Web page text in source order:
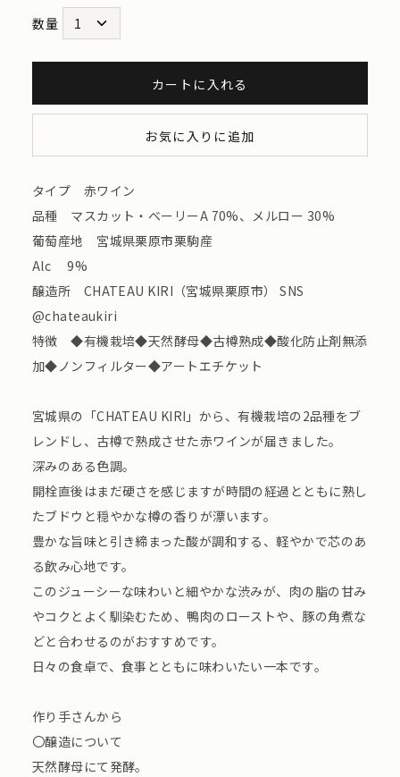
数量
カートに入れる
お気に入りに追加
タイプ 赤ワイン
品種 マスカット・ベーリーA 70%、メルロー 30%
葡萄産地 宮城県栗原市栗駒産
Alc 9%
醸造所 CHATEAU KIRI（宮城県栗原市） SNS
@chateaukiri
特徴 ◆有機栽培◆天然酵母◆古樽熟成◆酸化防止剤無添
加◆ノンフィルター◆アートエチケット
宮城県の「CHATEAU KIRI」から、有機栽培の2品種をブ
レンドし、古樽で熟成させた赤ワインが届きました。
深みのある色調。
開栓直後はまだ硬さを感じますが時間の経過とともに熟し
たブドウと穏やかな樽の香りが漂います。
豊かな旨味と引き締まった酸が調和する、軽やかで芯のあ
る飲み心地です。
このジューシーな味わいと細やかな渋みが、肉の脂の甘み
やコクとよく馴染むため、鴨肉のローストや、豚の角煮な
どと合わせるのがおすすめです。
日々の食卓で、食事とともに味わいたい一本です。
作り手さんから
〇醸造について
天然酵母にて発酵。